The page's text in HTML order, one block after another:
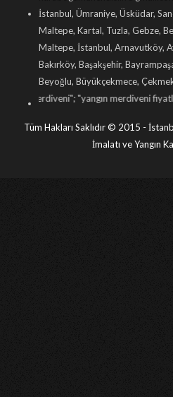
İstanbul, Ümraniye, Üsküdar,
Maltepe, Kartal, Tuzla, Gebze,
Maltepe, İstanbul, Arnavutköy,
Bakırköy, Başakşehir,
Beyoğlu, Büyükçekmece,
yangın merdiveni fiyatları"; "yangın
Tüm Hakları Saklıdır © 2015 -
İmalatı ve Yangın